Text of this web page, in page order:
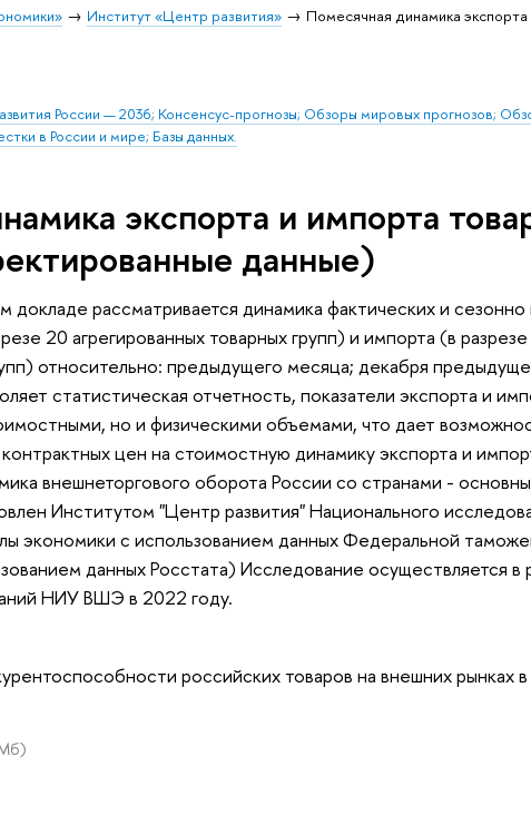
Институт «Центр развития»
Помесячная динамика экспорта
России — 2036; Консенсус-прогнозы; Обзоры мировых прогнозов;
в России и мире; Базы данных.
экспорта и импорта
данные)
рассматривается динамика фактических и
20 агрегированных товарных групп) и импорта (в
относительно: предыдущего месяца; декабря
статистическая отчетность, показатели экспорта и
но и физическими объемами, что дает
цен на стоимостную динамику экспорта и
внешнеторгового оборота России со странами -
Институтом "Центр развития" Национального
экономики с использованием данных Федеральной
данных Росстата) Исследование осуществляется в
НИУ ВШЭ в 2022 году.
российских товаров на внешних рынках